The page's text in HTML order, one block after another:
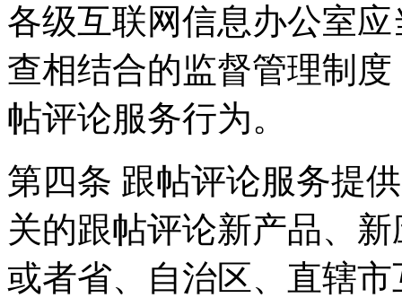
各级互联网信息办公室
查相结合的监督管理制
帖评论服务行为。
第四条 跟帖评论服务提
关的跟帖评论新产品、
或者省、自治区、直辖